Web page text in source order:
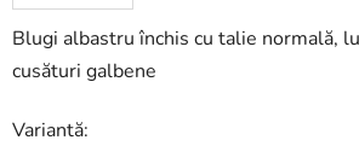
Blugi albastru închis cu talie normală,
cusături galbene
Variantă: